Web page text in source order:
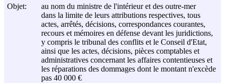
Objet:
au nom du ministre de l'intérieur et des outre-mer
dans la limite de leurs attributions respectives, tous
actes, arrêtés, décisions, correspondances courantes,
recours et mémoires en défense devant les juridictions,
y compris le tribunal des conflits et le Conseil d'Etat,
ainsi que les actes, décisions, pièces comptables et
administratives concernant les affaires contentieuses et
les réparations des dommages dont le montant n'excède
pas 40 000 €